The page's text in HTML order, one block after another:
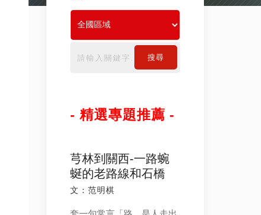
搜尋
- 精選專題推薦 -
芎林到關西-一路蜿
蜒的老路線和石橋
文：范明棋